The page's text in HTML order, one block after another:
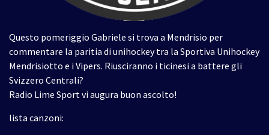
Questo pomeriggio Gabriele si trova a Mendrisio per
commentare la paritia di unihockey tra la Sportiva Unihockey
Mendrisiotto e i Vipers. Riusciranno i ticinesi a battere gli
Svizzero Centrali?
Radio Lime Sport vi augura buon ascolto!
lista canzoni: